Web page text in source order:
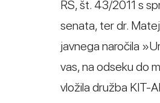
RS, št. 43/2011 s
senata, ter dr.
javnega naročila
vas, na odseku do
vložila družba KIT-